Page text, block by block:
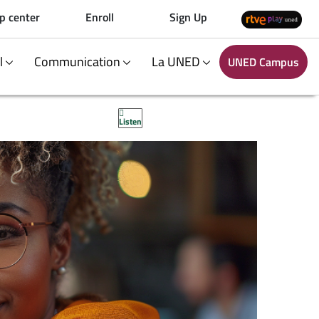
center Enroll Sign Up
Communication La UNED UNED Campus
Listen